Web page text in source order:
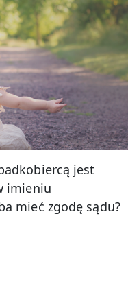
jest
imieniu
mieć zgodę sądu?